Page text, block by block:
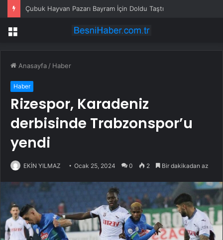
Çubuk Hayvan Pazarı Bayram İçin Doldu Taştı
Menü
Anasayfa / Haber
Haber
Rizespor, Karadeniz
derbisinde Trabzonspor’u
yendi
EKİN YILMAZ Ocak 25, 2024 0 2 Bir dakikadan az